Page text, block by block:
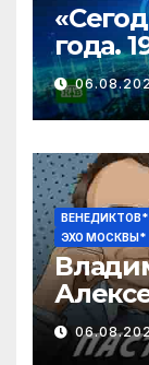
года.
ВЕНЕДИКТОВ*
ЭХО МОСКВЫ*